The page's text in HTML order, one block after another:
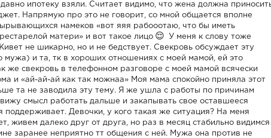
ипотеку взяли. Считает видимо, что жена должна
Напрямую про это не говорит, со мной общается вполне
намеков «вот яяя рабооотаю, что бы иметь
матери» и вот такое лицо
У меня к слову тоже
не шикарно, но и не бедствует. Свекровь обсуждает эту
мужа) и та, тк в хороших отношениях с моей мамой, ей это
же свекровь в телефонном разговоре с моей мамой всячески
и «ай-ай-ай как так можнаа» Моя мама спокойно приняла этот
та не заводила эту тему. Я же ушла с работы по причинам
смысл работать дальше и закапывать свое оставшееся
Девочки, у кого такая же ситуация? На меня
живем далеко друг от друга, но раз в месяц стабильно видимся
заранее неприятно тт общения с ней. Мужа она против не